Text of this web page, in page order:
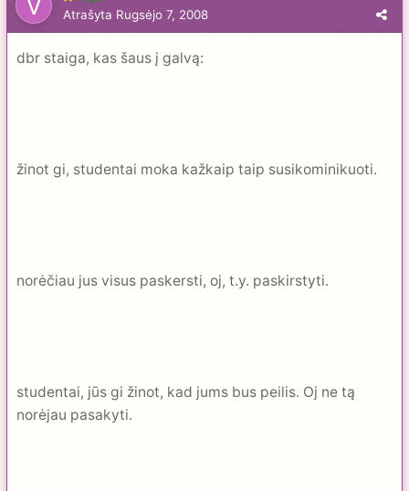
Atrašyta Rugsėjo 7, 2008
dbr staiga, kas šaus į galvą:
žinot gi, studentai moka kažkaip taip susikominikuoti.
norėčiau jus visus paskersti, oj, t.y. paskirstyti.
studentai, jūs gi žinot, kad jums bus peilis. Oj ne tą
norėjau pasakyti.